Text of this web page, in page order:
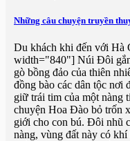
Những câu chuyện truyền
Du khách khi đến với Hà
width="840"] Núi Đôi gắn
gò bồng đảo của thiên
đồng bào các dân tộc nơi
giữ trái tim của một nàng
chuyện Hoa Đào bỏ trốn
giới cho con bú. Đôi nhũ
nàng, vùng đất này có